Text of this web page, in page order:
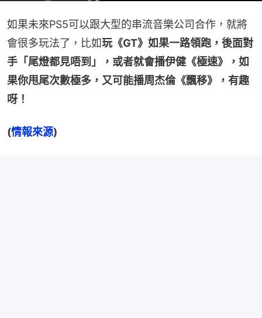
如果未來PS5可以跟大型的串流音樂公司合作，就將
會很多玩法了，比如玩《GT》如果一路領跑，後面對
手「尾燈都見唔到」，或者就會播伊健《極速》，如
果你甩尾次數極多，又可能播周杰倫《飄移》，有趣
呀！
(情報來源)